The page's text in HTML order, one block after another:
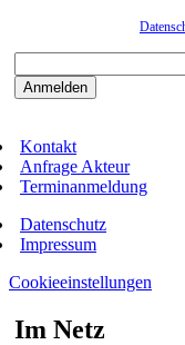
Kontakt
Anfrage Akteur
Terminanmeldung
Datenschutz
Impressum
Cookieeinstellungen
Im Netz